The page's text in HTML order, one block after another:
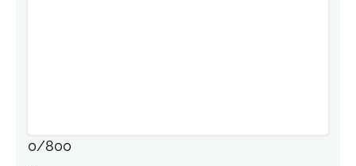
0/800